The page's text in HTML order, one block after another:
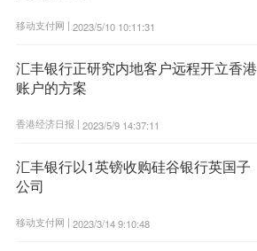
移动支付网 | 2023/5/10 10:11:31
汇丰银行正研究内地客户远程开立香港
账户的方案
香港经济日报 | 2023/5/9 14:37:11
汇丰银行以1英镑收购硅谷银行英国子
公司
移动支付网 | 2023/3/14 9:10:48